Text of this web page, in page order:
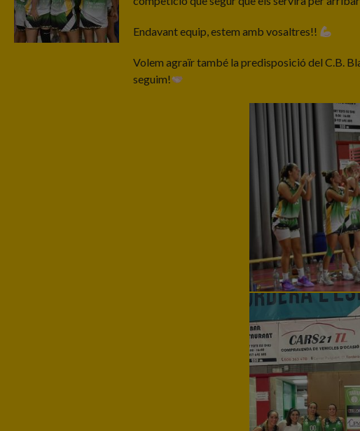
Endavant equip, estem amb vosaltres!!
Volem agraïr també la predisposició del C.B.
seguim!